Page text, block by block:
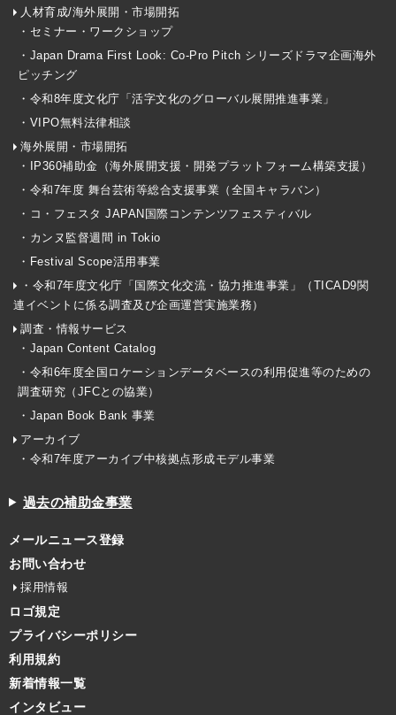
人材育成/海外展開・市場開拓
・セミナー・ワークショップ
・Japan Drama First Look: Co-Pro Pitch シリーズドラマ企画海外
ピッチング
・令和8年度文化庁「活字文化のグローバル展開推進事業」
・VIPO無料法律相談
海外展開・市場開拓
・IP360補助金（海外展開支援・開発プラットフォーム構築支援）
・令和7年度 舞台芸術等総合支援事業（全国キャラバン）
・コ・フェスタ JAPAN国際コンテンツフェスティバル
・カンヌ監督週間 in Tokio
・Festival Scope活用事業
・令和7年度文化庁「国際文化交流・協力推進事業」（TICAD9関
連イベントに係る調査及び企画運営実施業務）
調査・情報サービス
・Japan Content Catalog
・令和6年度全国ロケーションデータベースの利用促進等のための
調査研究（JFCとの協業）
・Japan Book Bank 事業
アーカイブ
・令和7年度アーカイブ中核拠点形成モデル事業
過去の補助金事業
メールニュース登録
お問い合わせ
採用情報
ロゴ規定
プライバシーポリシー
利用規約
新着情報一覧
インタビュー